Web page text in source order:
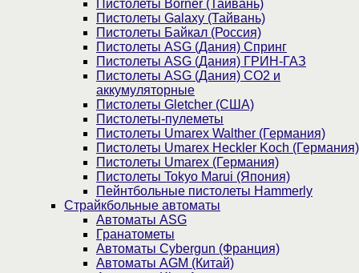
Пистолеты Borner (Тайвань)
Пистолеты Galaxy (Тайвань)
Пистолеты Байкал (Россия)
Пистолеты ASG (Дания) Спринг
Пистолеты ASG (Дания) ГРИН-ГАЗ
Пистолеты ASG (Дания) CO2 и
аккумуляторные
Пистолеты Gletcher (США)
Пистолеты-пулеметы
Пистолеты Umarex Walther (Германия)
Пистолеты Umarex Heckler Koch (Германия)
Пистолеты Umarex (Германия)
Пистолеты Tokyo Marui (Япония)
Пейнтбольные пистолеты Hammerly
Страйкбольные автоматы
Автоматы ASG
Гранатометы
Автоматы Cybergun (Франция)
Автоматы AGM (Китай)